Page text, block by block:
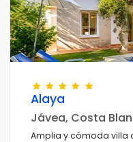
Alaya
Jávea, Costa
Amplia y cómoda villa